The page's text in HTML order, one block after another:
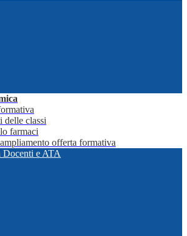
delle classi
farmaci
offerta formativa
Docenti e ATA